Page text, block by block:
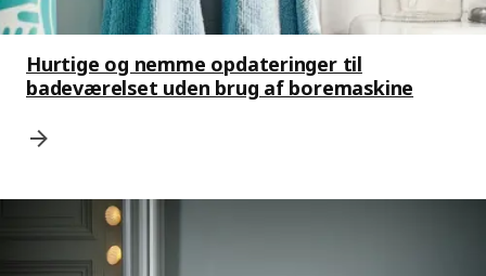
Hurtige og nemme opdateringer til
badeværelset uden brug af boremaskine